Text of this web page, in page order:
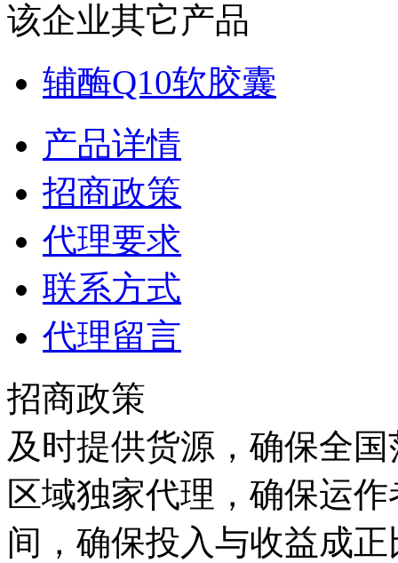
该企业其它产品
辅酶Q10软胶囊
产品详情
招商政策
代理要求
联系方式
代理留言
招商政策
及时提供货源，确保全
区域独家代理，确保运
间，确保投入与收益成